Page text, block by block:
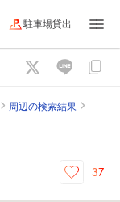
駐車場貸出
周辺の検索結果
37